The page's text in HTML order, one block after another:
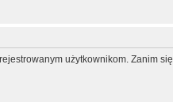
użytkownikom. Zanim się